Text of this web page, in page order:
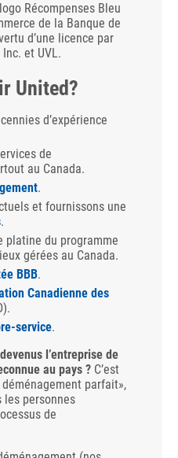
Récompenses Bleu
de la Banque de
d’une licence par
et UVL.
United?
d’expérience
de
au Canada.
.
et fournissons une
.
platine du programme
gérées au Canada.
BBB.
Canadienne des
service.
l’entreprise de
au pays ? C’est
parfait»,
les personnes
de